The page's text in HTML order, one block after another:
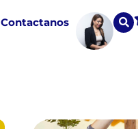
Contactanos